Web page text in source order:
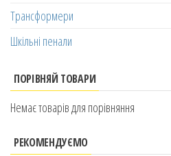
Трансформери
Шкільні пенали
ПОРІВНЯЙ ТОВАРИ
Немає товарів для порівняння
РЕКОМЕНДУЄМО